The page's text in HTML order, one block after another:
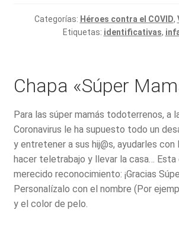
Categorías: Héroes contra el COVID,
Etiquetas: identificativas,
Chapa «Súper
Para las súper mamás todoterrenos, a
Coronavirus le ha supuesto todo un
y entretener a sus hij@s, ayudarles con
hacer teletrabajo y llevar la casa… Esta
merecido reconocimiento: ¡Gracias
Personalízalo con el nombre (Por
y el color de pelo.